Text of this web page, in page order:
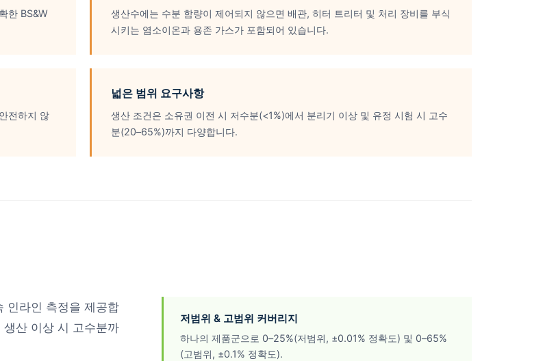
한 BS&W
생산수에는 수분 함량이 제어되지 않으면 배관, 히터 트리터 및 처리 장비를 부식
시키는 염소이온과 용존 가스가 포함되어 있습니다.
전하지 않
넓은 범위 요구사항
생산 조건은 소유권 이전 시 저수분(<1%)에서 분리기 이상 및 유정 시험 시 고수
분(20–65%)까지 다양합니다.
인라인 측정을 제공합
산 이상 시 고수분까
저범위 & 고범위 커버리지
하나의 제품군으로 0–25%(저범위, ±0.01% 정확도) 및 0–65%
(고범위, ±0.1% 정확도).